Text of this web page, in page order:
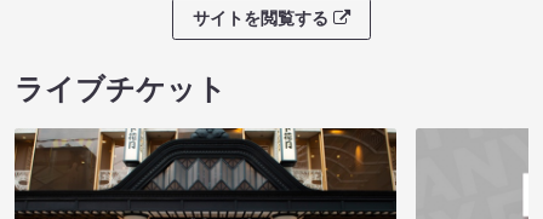
サイトを閲覧する
ライブチケット